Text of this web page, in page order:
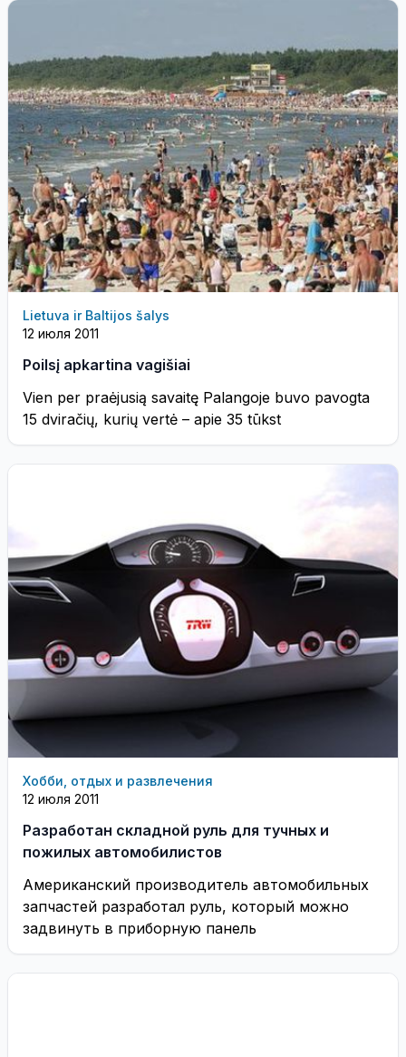
Lietuva ir Baltijos šalys
12 июля 2011
Poilsį apkartina vagišiai
Vien per praėjusią savaitę Palangoje buvo pavogta
15 dviračių, kurių vertė – apie 35 tūkst
Хобби, отдых и развлечения
12 июля 2011
Разработан складной руль для тучных и
пожилых автомобилистов
Американский производитель автомобильных
запчастей разработал руль, который можно
задвинуть в приборную панель